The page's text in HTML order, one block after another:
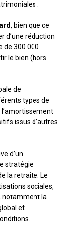
:
, bien que ce
d’une réduction
de 300 000
le bien (hors
de
types de
l’amortissement
issus d’autres
d’un
stratégie
la retraite. Le
sociales,
notamment la
et